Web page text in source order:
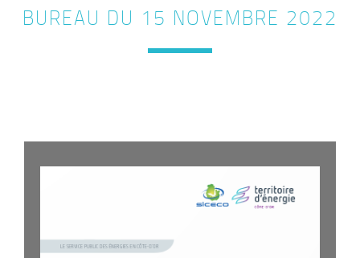
BUREAU DU 15 NOVEMBRE 2022